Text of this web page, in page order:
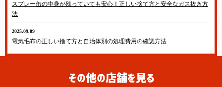
スプレー缶の中身が残っていても安心！正しい捨て方と安全なガス抜き方
法
2025.09.09
電気毛布の正しい捨て方と自治体別の処理費用の確認方法